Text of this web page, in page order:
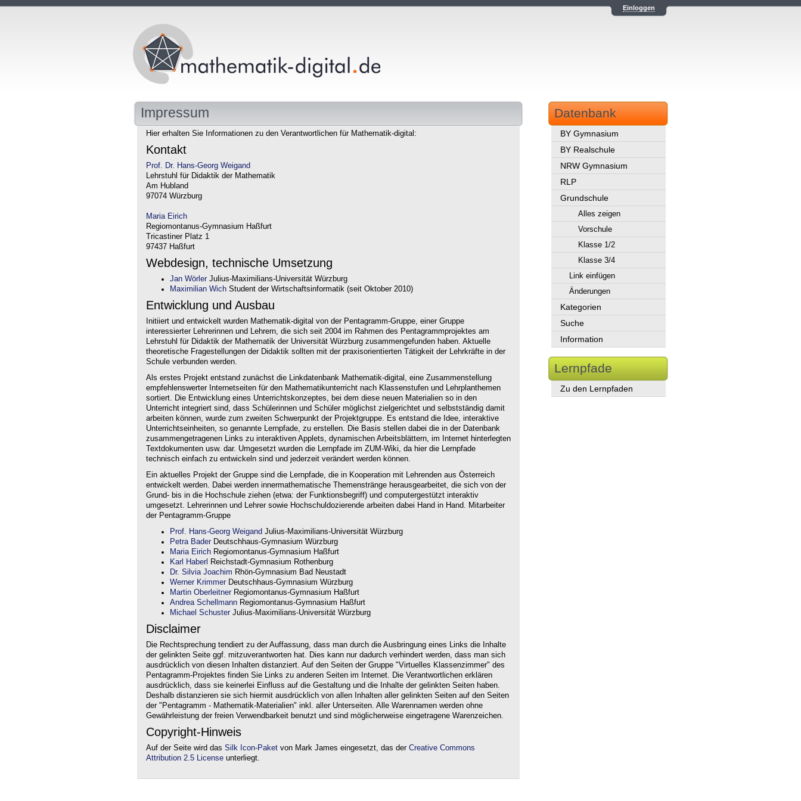
Einloggen
Impressum
Hier erhalten Sie Informationen zu den Verantwortlichen für Mathematik-digital:
Kontakt
Prof. Dr. Hans-Georg Weigand
Lehrstuhl für Didaktik der Mathematik
Am Hubland
97074 Würzburg
Maria Eirich
Regiomontanus-Gymnasium Haßfurt
Tricastiner Platz 1
97437 Haßfurt
Webdesign, technische Umsetzung
Jan Wörler Julius-Maximilians-Universität Würzburg
Maximilian Wich Student der Wirtschaftsinformatik (seit Oktober 2010)
Entwicklung und Ausbau
Initiiert und entwickelt wurden Mathematik-digital von der Pentagramm-Gruppe, einer Gruppe
interessierter Lehrerinnen und Lehrern, die sich seit 2004 im Rahmen des Pentagrammprojektes am
Lehrstuhl für Didaktik der Mathematik der Universität Würzburg zusammengefunden haben. Aktuelle
theoretische Fragestellungen der Didaktik sollten mit der praxisorientierten Tätigkeit der Lehrkräfte in der
Schule verbunden werden.
Als erstes Projekt entstand zunächst die Linkdatenbank Mathematik-digital, eine Zusammenstellung
empfehlenswerter Internetseiten für den Mathematikunterricht nach Klassenstufen und Lehrplanthemen
sortiert. Die Entwicklung eines Unterrichtskonzeptes, bei dem diese neuen Materialien so in den
Unterricht integriert sind, dass Schülerinnen und Schüler möglichst zielgerichtet und selbstständig damit
arbeiten können, wurde zum zweiten Schwerpunkt der Projektgruppe. Es entstand die Idee, interaktive
Unterrichtseinheiten, so genannte Lernpfade, zu erstellen. Die Basis stellen dabei die in der Datenbank
zusammengetragenen Links zu interaktiven Applets, dynamischen Arbeitsblättern, im Internet hinterlegten
Textdokumenten usw. dar. Umgesetzt wurden die Lernpfade im ZUM-Wiki, da hier die Lernpfade
technisch einfach zu entwickeln sind und jederzeit verändert werden können.
Ein aktuelles Projekt der Gruppe sind die Lernpfade, die in Kooperation mit Lehrenden aus Österreich
entwickelt werden. Dabei werden innermathematische Themenstränge herausgearbeitet, die sich von der
Grund- bis in die Hochschule ziehen (etwa: der Funktionsbegriff) und computergestützt interaktiv
umgesetzt. Lehrerinnen und Lehrer sowie Hochschuldozierende arbeiten dabei Hand in Hand. Mitarbeiter
der Pentagramm-Gruppe
Prof. Hans-Georg Weigand Julius-Maximilians-Universität Würzburg
Petra Bader Deutschhaus-Gymnasium Würzburg
Maria Eirich Regiomontanus-Gymnasium Haßfurt
Karl Haberl
Reichstadt-Gymnasium Rothenburg
Dr. Silvia Joachim Rhön-Gymnasium Bad Neustadt
Werner Krimmer Deutschhaus-Gymnasium Würzburg
Martin Oberleitner Regiomontanus-Gymnasium Haßfurt
Andrea Schellmann Regiomontanus-Gymnasium Haßfurt
Michael Schuster Julius-Maximilians-Universität Würzburg
Disclaimer
Die Rechtsprechung tendiert zu der Auffassung, dass man durch die Ausbringung eines Links die Inhalte
der gelinkten Seite ggf. mitzuverantworten hat. Dies kann nur dadurch verhindert werden, dass man sich
ausdrücklich von diesen Inhalten distanziert. Auf den Seiten der Gruppe "Virtuelles Klassenzimmer" des
Pentagramm-Projektes finden Sie Links zu anderen Seiten im Internet. Die Verantwortlichen erklären
ausdrücklich, dass sie keinerlei Einfluss auf die Gestaltung und die Inhalte der gelinkten Seiten haben.
Deshalb distanzieren sie sich hiermit ausdrücklich von allen Inhalten aller gelinkten Seiten auf den Seiten
der "Pentagramm - Mathematik-Materialien" inkl. aller Unterseiten. Alle Warennamen werden ohne
Gewährleistung der freien Verwendbarkeit benutzt und sind möglicherweise eingetragene Warenzeichen.
Copyright-Hinweis
Auf der Seite wird das Silk Icon-Paket von Mark James eingesetzt, das der Creative Commons
Attribution 2.5 License unterliegt.
Datenbank
BY Gymnasium
BY Realschule
NRW Gymnasium
RLP
Grundschule
Alles zeigen
Vorschule
Klasse 1/2
Klasse 3/4
Link einfügen
Änderungen
Kategorien
Suche
Information
Lernpfade
Zu den Lernpfaden